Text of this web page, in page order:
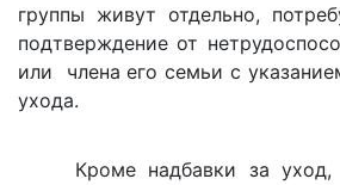
группы живут отдельно,
подтверждение от
или члена его семьи с
ухода.
Кроме надбавки за